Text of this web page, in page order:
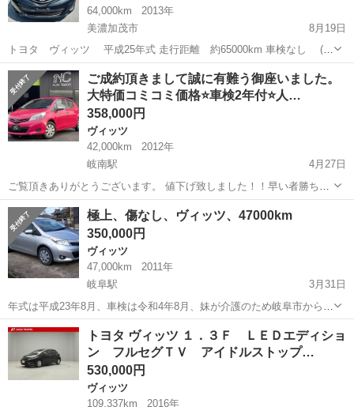
64,000km
2013年
美濃加茂市
8月19日
トヨタ ヴィッツ 平成25年式 走行距離 約65000km 車検なし (
別途付けることが可能ですがその分値段が上がります。) ワンセグテレ
ビ付きのナビ ETC 低燃費！ トランク広々 おまけで夏用ホイ...
岐阜 美濃加茂市 ヴィッツ 走行距離
ご成約頂きまして誠に有難う御座いました。
大特価コミコミ価格⭐️車検2年付⭐️人…
358,000円
ヴィッツ
42,000km
2012年
岐南駅
4月27日
ご覧頂きありがとうございます。 値下げ致しました！！早い者勝ちで
す！ すべて込みで税込¥358,000!!!! これ以外の費用は一切かかりませ
ん！！ 車検丸っと2年付きです。 店舗(岐阜県羽島郡岐南町)での現...
岐阜 羽島郡 岐南駅 ヴィッツ
極上、傷なし、ヴィッツ、47000km
350,000円
ヴィッツ
47,000km
2011年
岐阜駅
3月31日
年式は平成23年8月、車検は令和4年8月、妹が介護のため岐阜市から各
務原までの往復にしか使用していません。年間4000kmの走行です。現
在、中古車の価格が大分高騰しておりますのでお値打ち価格で設定し
てあります。受け渡しは納車...
岐阜 岐阜市 岐阜駅
トヨタ ヴィッツ １．３Ｆ ＬＥＤエディショ
ン フルセグＴＶ アイドルストップ…
530,000円
ヴィッツ
109,337km
2016年